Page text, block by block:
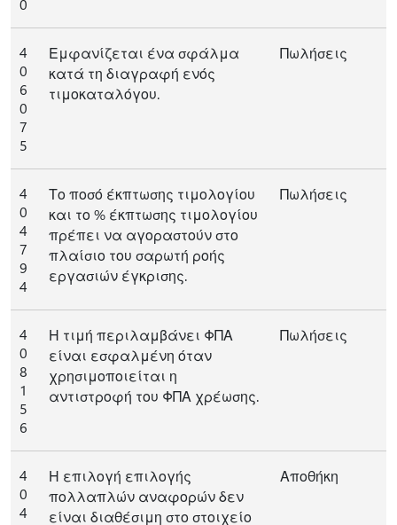
0
4
0
6
0
7
5
Εμφανίζεται ένα σφάλμα
κατά τη διαγραφή ενός
τιμοκαταλόγου.
Πωλήσεις
4
0
4
7
9
4
Το ποσό έκπτωσης τιμολογίου
και το % έκπτωσης τιμολογίου
πρέπει να αγοραστούν στο
πλαίσιο του σαρωτή ροής
εργασιών έγκρισης.
Πωλήσεις
4
0
8
1
5
6
Η τιμή περιλαμβάνει ΦΠΑ
είναι εσφαλμένη όταν
χρησιμοποιείται η
αντιστροφή του ΦΠΑ χρέωσης.
Πωλήσεις
4
0
4
Η επιλογή επιλογής
πολλαπλών αναφορών δεν
είναι διαθέσιμη στο στοιχείο
Αποθήκη